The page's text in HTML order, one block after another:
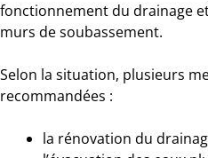
fonctionnement du drainage
murs de soubassement.
Selon la situation, plusieurs
recommandées :
la rénovation du